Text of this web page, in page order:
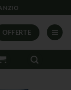
OFFERTE